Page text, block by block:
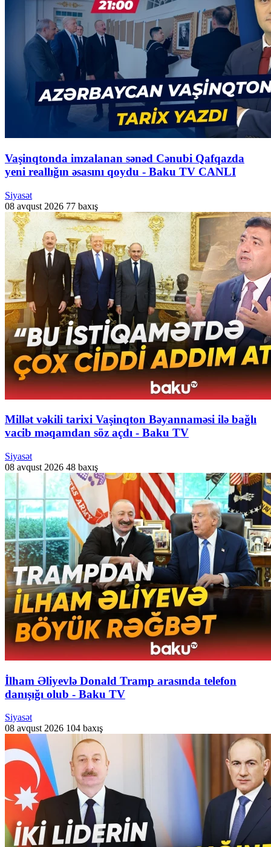
Vaşinqtonda imzalanan sənəd Cənubi Qafqazda
yeni reallığın əsasını qoydu - Baku TV CANLI
Siyasət
08 avqust 2026 77 baxış
Millət vəkili tarixi Vaşinqton Bəyannaməsi ilə bağlı
vacib məqamdan söz açdı - Baku TV
Siyasət
08 avqust 2026 48 baxış
İlham Əliyevlə Donald Tramp arasında telefon
danışığı olub - Baku TV
Siyasət
08 avqust 2026 104 baxış